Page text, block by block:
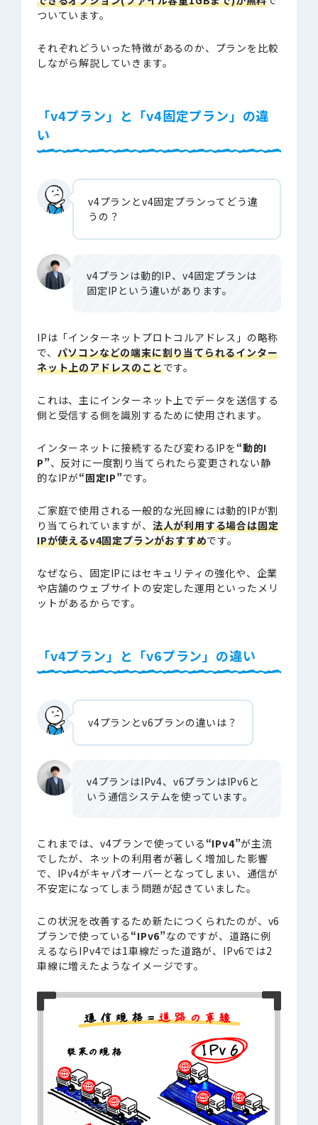
ついています。
それぞれどういった特徴があるのか、プランを比較
しながら解説していきます。
「v4プラン」と「v4固定プラン」の違
い
v4プランとv4固定プランってどう違
うの？
v4プランは動的IP、v4固定プランは
固定IPという違いがあります。
IPは「インターネットプロトコルアドレス」の略称
で、 パソコンなどの端末に割り当てられるインター
ネット上のアドレスのことです。
これは、主にインターネット上でデータを送信する
側と受信する側を識別するために使用されます。
インターネットに接続するたび変わるIPを“動的I
P”、反対に一度割り当てられたら変更されない静
的なIPが“固定IP”です。
ご家庭で使用される一般的な光回線には動的IPが割
り当てられていますが、 法人が利用する場合は固定
IPが使えるv4固定プランがおすすめです。
なぜなら、固定IPにはセキュリティの強化や、企業
や店舗のウェブサイトの安定した運用といったメリ
ットがあるからです。
「v4プラン」と「v6プラン」の違い
v4プランとv6プランの違いは？
v4プランはIPv4、v6プランはIPv6と
いう通信システムを使っています。
これまでは、v4プランで使っている “IPv4”が主流
でしたが、ネットの利用者が著しく増加した影響
で、IPv4がキャパオーバーとなってしまい、通信が
不安定になってしまう問題が起きていました。
この状況を改善するため新たにつくられたのが、v6
プランで使っている “IPv6”なのですが、道路に例
えるならIPv4では1車線だった道路が、IPv6では2
車線に増えたようなイメージです。